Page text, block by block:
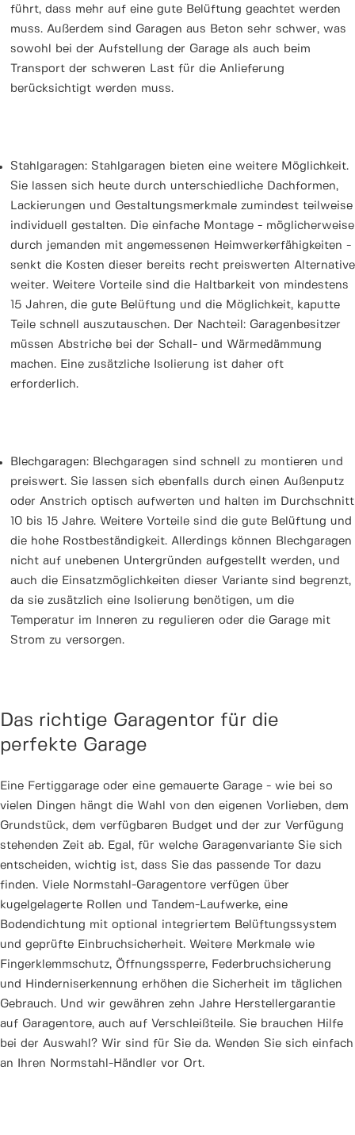
führt, dass mehr auf eine gute Belüftung geachtet werden
muss. Außerdem sind Garagen aus Beton sehr schwer, was
sowohl bei der Aufstellung der Garage als auch beim
Transport der schweren Last für die Anlieferung
berücksichtigt werden muss.
Stahlgaragen: Stahlgaragen bieten eine weitere Möglichkeit.
Sie lassen sich heute durch unterschiedliche Dachformen,
Lackierungen und Gestaltungsmerkmale zumindest teilweise
individuell gestalten. Die einfache Montage - möglicherweise
durch jemanden mit angemessenen Heimwerkerfähigkeiten -
senkt die Kosten dieser bereits recht preiswerten Alternative
weiter. Weitere Vorteile sind die Haltbarkeit von mindestens
15 Jahren, die gute Belüftung und die Möglichkeit, kaputte
Teile schnell auszutauschen. Der Nachteil: Garagenbesitzer
müssen Abstriche bei der Schall- und Wärmedämmung
machen. Eine zusätzliche Isolierung ist daher oft
erforderlich.
Blechgaragen: Blechgaragen sind schnell zu montieren und
preiswert. Sie lassen sich ebenfalls durch einen Außenputz
oder Anstrich optisch aufwerten und halten im Durchschnitt
10 bis 15 Jahre. Weitere Vorteile sind die gute Belüftung und
die hohe Rostbeständigkeit. Allerdings können Blechgaragen
nicht auf unebenen Untergründen aufgestellt werden, und
auch die Einsatzmöglichkeiten dieser Variante sind begrenzt,
da sie zusätzlich eine Isolierung benötigen, um die
Temperatur im Inneren zu regulieren oder die Garage mit
Strom zu versorgen.
Das richtige Garagentor für die
perfekte Garage
Eine Fertiggarage oder eine gemauerte Garage - wie bei so
vielen Dingen hängt die Wahl von den eigenen Vorlieben, dem
Grundstück, dem verfügbaren Budget und der zur Verfügung
stehenden Zeit ab. Egal, für welche Garagenvariante Sie sich
entscheiden, wichtig ist, dass Sie das passende Tor dazu
finden. Viele Normstahl-Garagentore verfügen über
kugelgelagerte Rollen und Tandem-Laufwerke, eine
Bodendichtung mit optional integriertem Belüftungssystem
und geprüfte Einbruchsicherheit. Weitere Merkmale wie
Fingerklemmschutz, Öffnungssperre, Federbruchsicherung
und Hinderniserkennung erhöhen die Sicherheit im täglichen
Gebrauch. Und wir gewähren zehn Jahre Herstellergarantie
auf Garagentore, auch auf Verschleißteile. Sie brauchen Hilfe
bei der Auswahl? Wir sind für Sie da. Wenden Sie sich einfach
an Ihren Normstahl-Händler vor Ort.